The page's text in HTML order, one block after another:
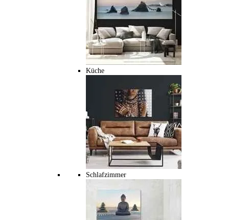
Küche
Schlafzimmer